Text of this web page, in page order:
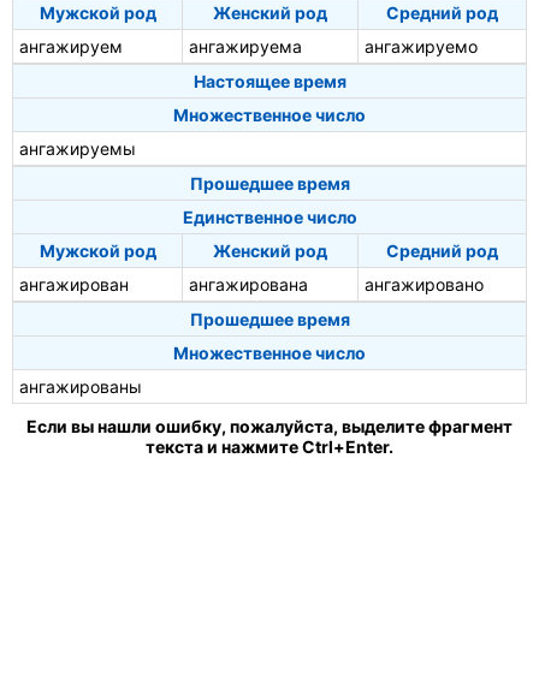
Мужской род
Женский род
Средний род
ангажируем
ангажируема
ангажируемо
Настоящее время
Множественное число
ангажируемы
Прошедшее время
Единственное число
Мужской род
Женский род
Средний род
ангажирован
ангажирована
ангажировано
Прошедшее время
Множественное число
ангажированы
Если вы нашли ошибку, пожалуйста, выделите фрагмент
текста и нажмите Ctrl+Enter.